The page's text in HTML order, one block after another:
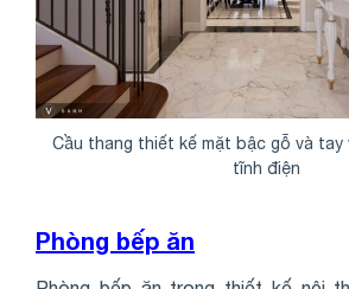
Cầu thang thiết kế mặt bậc gỗ và
tĩnh điện
Phòng bếp ăn